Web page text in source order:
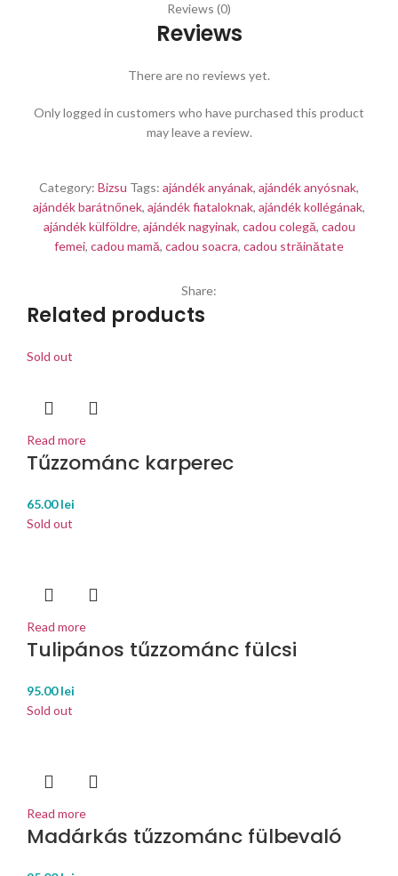
Reviews (0)
Reviews
There are no reviews yet.
Only logged in customers who have purchased this product
may leave a review.
Category: Bizsu Tags: ajándék anyának, ajándék anyósnak,
ajándék barátnőnek, ajándék fiataloknak, ajándék kollégának,
ajándék külföldre, ajándék nagyinak, cadou colegă, cadou
femei, cadou mamă, cadou soacra, cadou străinătate
Share:
Related products
Sold out
Read more
Tűzzománc karperec
65.00lei
Sold out
Read more
Tulipános tűzzománc fülcsi
95.00lei
Sold out
Read more
Madárkás tűzzománc fülbevaló